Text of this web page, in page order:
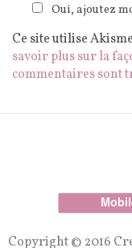
Oui, ajoutez
Ce site utilise
savoir plus sur la
commentaires sont
Copyright © 2016